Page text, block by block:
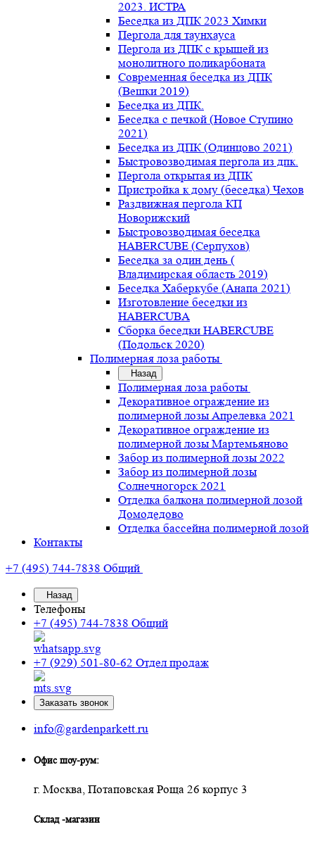
2023. ИСТРА
Беседка из ДПК 2023 Химки
Пергола для таунхауса
Пергола из ДПК с крышей из
монолитного поликарбоната
Современная беседка из ДПК
(Вешки 2019)
Беседка из ДПК.
Беседка с печкой (Новое Ступино
2021)
Беседка из ДПК (Одинцово 2021)
Быстровозводимая пергола из дпк.
Пергола открытая из ДПК
Пристройка к дому (беседка) Чехов
Раздвижная пергола КП
Новорижский
Быстровозводимая беседка
HABERCUBE (Серпухов)
Беседка за один день (
Владимирская область 2019)
Беседка Хаберкубе (Анапа 2021)
Изготовление беседки из
HABERCUBA
Сборка беседки HABERCUBE
(Подольск 2020)
Полимерная лоза работы
Назад
Полимерная лоза работы
Декоративное ограждение из
полимерной лозы Апрелевка 2021
Декоративное ограждение из
полимерной лозы Мартемьяново
Забор из полимерной лозы 2022
Забор из полимерной лозы
Солнечногорск 2021
Отделка балкона полимерной лозой
Домодедово
Отделка бассейна полимерной лозой
Контакты
+7 (495) 744-7838 Общий
Назад
Телефоны
+7 (495) 744-7838 Общий
+7 (929) 501-80-62 Отдел продаж
Заказать звонок
info@gardenparkett.ru
Офис шоу-рум:
г. Москва, Потаповская Роща 26 корпус 3
Склад -магазин